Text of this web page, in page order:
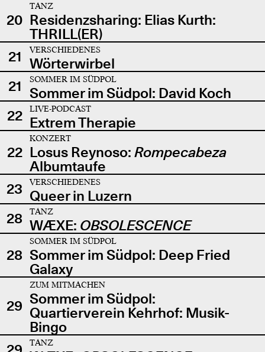
20
TANZ
Residenzsharing: Elias Kurth:
THRILL(ER)
21
VERSCHIEDENES
Wörterwirbel
21
SOMMER IM SÜDPOL
Sommer im Südpol: David Koch
22
LIVE-PODCAST
Extrem Therapie
22
KONZERT
Losus Reynoso: Rompecabeza
Albumtaufe
23
VERSCHIEDENES
Queer in Luzern
28
TANZ
WÆXE: OBSOLESCENCE
28
SOMMER IM SÜDPOL
Sommer im Südpol: Deep Fried
Galaxy
29
ZUM MITMACHEN
Sommer im Südpol:
Quartierverein Kehrhof: Musik-
Bingo
TANZ